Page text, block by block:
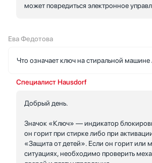
может повредиться электронное
Ева Федотова
Что означает ключ на стиральной машине
Специалист Hausdorf
Добрый день.
Значок «Ключ» — индикатор
он горит при стирке либо при
«Защита от детей». Если он горит или
ситуациях, необходимо проверить